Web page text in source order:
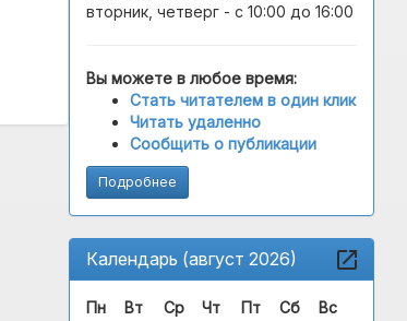
вторник, четверг - с 10:00 до 16:00
Вы можете в любое время:
Стать читателем в один клик
Читать удаленно
Сообщить о публикации
Подробнее
Календарь (август 2026)
Пн Вт Ср Чт Пт Сб
Вс